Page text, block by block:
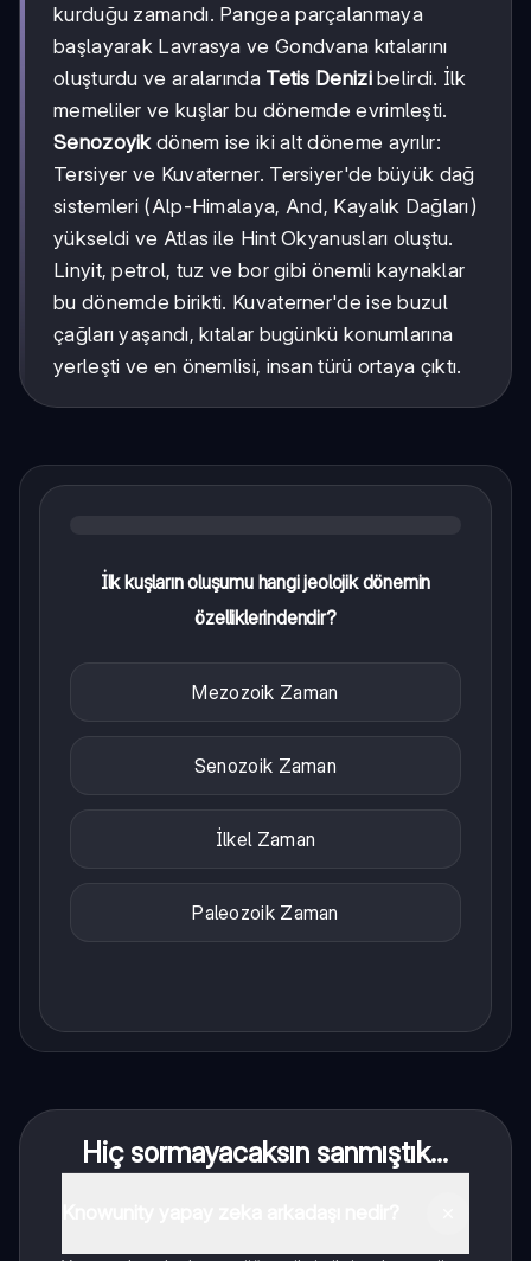
kurduğu zamandı. Pangea parçalanmaya
başlayarak Lavrasya ve Gondvana kıtalarını
oluşturdu ve aralarında Tetis Denizibelirdi. İlk
memeliler ve kuşlar bu dönemde evrimleşti.
Senozoyik dönem ise iki alt döneme ayrılır:
Tersiyer ve Kuvaterner. Tersiyer'de büyük dağ
sistemleri (Alp-Himalaya, And, Kayalık Dağları)
yükseldi ve Atlas ile Hint Okyanusları oluştu.
Linyit, petrol, tuz ve bor gibi önemli kaynaklar
bu dönemde birikti. Kuvaterner'de ise buzul
çağları yaşandı, kıtalar bugünkü konumlarına
yerleşti ve en önemlisi, insan türü ortaya çıktı.
İlk kuşların oluşumu hangi jeolojik dönemin
özelliklerindendir?
Mezozoik Zaman
Senozoik Zaman
İlkel Zaman
Paleozoik Zaman
Hiç sormayacaksın sanmıştık...